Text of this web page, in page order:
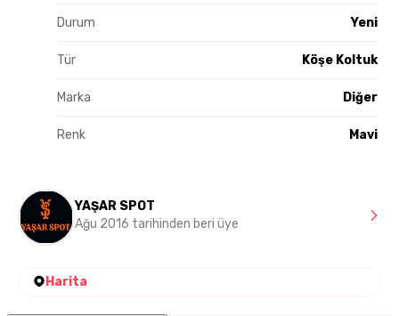
Durum Yeni
Tür Köşe Koltuk
Marka Diğer
Renk Mavi
YAŞAR SPOT
Ağu 2016 tarihinden beri üye
Harita